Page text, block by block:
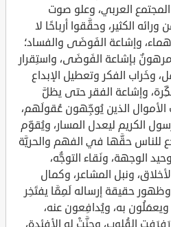
العربي، وعلو صوت
الكثير، وحقَّقوا أرباحًا لا
وإشاعة الفَوضَى والفساد؛
بإشاعة الفَوضَى، واستِقرار
وخَراب الفكر وتعطيل الإبداع
وإشاعة الفقر حتى يظلَّ
الأموال الذين يُوجِّهون عُقولَهم،
الكريم ليعدل المسار، ويُقوِّم
للناس حقَّها في الفهم والحريَّة
الوجهة، ونَقاء التوجُّه،
ونبل المشاعر، وكمال
حقيقة إرساله لَمِمَّا يفتَخِر
به، ويُدافِعون عنه،